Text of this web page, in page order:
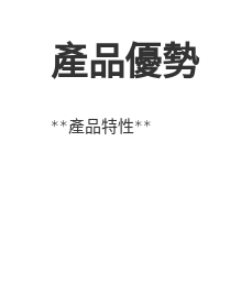
產品優勢
**產品特性**